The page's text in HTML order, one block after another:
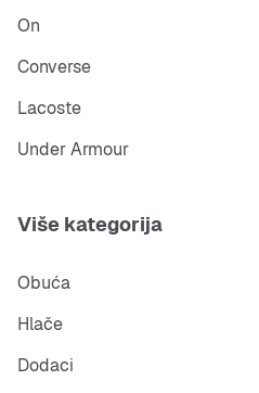
On
Converse
Lacoste
Under Armour
Više kategorija
Obuća
Hlače
Dodaci